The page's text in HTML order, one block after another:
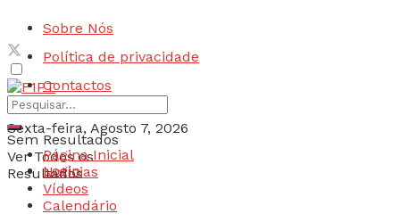
Sobre Nós
Política de privacidade
Contactos
Sexta-feira, Agosto 7, 2026
Login
Sem Resultados
Ver Todos os
Resultados
Página Inicial
Notícias
Vídeos
Calendário